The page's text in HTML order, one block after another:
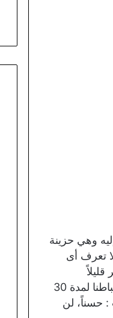
وهي حزينة
تعرف أى
فخطرت علي باله فكرة مجنونه، قال لها : هيا نلعب لعبة معاً، فقالت له : وما هي ؟ فقال : نعلن ارتباطنا لمدة 30
قليلاً ثم قالت : حسناً، لن